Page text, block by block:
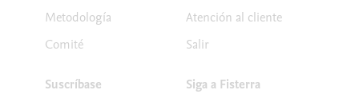
Metodología
Comité
Suscríbase
Atención al cliente
Salir
Siga a Fisterra